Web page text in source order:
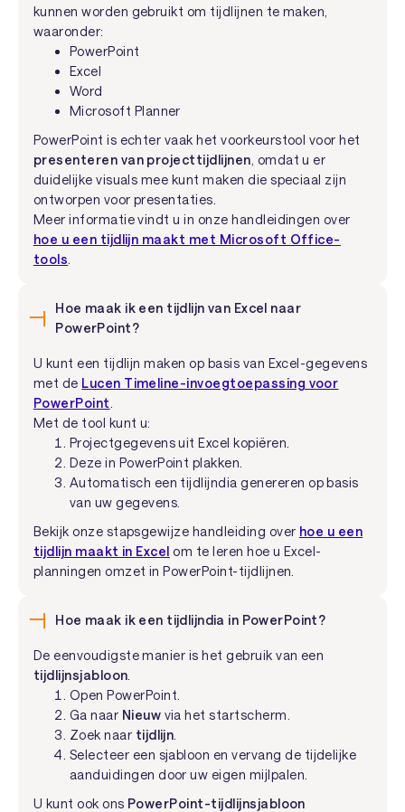
kunnen worden gebruikt om tijdlijnen te maken,
waaronder:
PowerPoint
Excel
Word
Microsoft Planner
PowerPoint is echter vaak het voorkeurstool voor het
presenteren van projecttijdlijnen , omdat u er
duidelijke visuals mee kunt maken die speciaal zijn
ontworpen voor presentaties.
Meer informatie vindt u in onze handleidingen over
hoe u een tijdlijn maakt met Microsoft Office-
tools
Hoe maak ik een tijdlijn van Excel naar
PowerPoint?
U kunt een tijdlijn maken op basis van Excel-gegevens
met de Lucen Timeline-invoegtoepassing voor
PowerPoint
Met de tool kunt u:
Projectgegevens uit Excel kopiëren.
Deze in PowerPoint plakken.
Automatisch een tijdlijndia genereren op basis
van uw gegevens.
Bekijk onze stapsgewijze handleiding over hoe u een
tijdlijn maakt in Excel om te leren hoe u Excel-
planningen omzet in PowerPoint-tijdlijnen.
Hoe maak ik een tijdlijndia in PowerPoint?
De eenvoudigste manier is het gebruik van een
tijdlijnsjabloon
Open PowerPoint.
Ga naar Nieuw via het startscherm.
Zoek naar tijdlijn
Selecteer een sjabloon en vervang de tijdelijke
aanduidingen door uw eigen mijlpalen.
U kunt ook ons PowerPoint-tijdlijnsjabloon